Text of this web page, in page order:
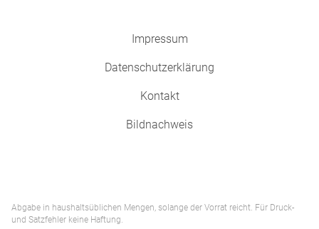
Impressum
Datenschutzerklärung
Kontakt
Bildnachweis
Abgabe in haushaltsüblichen Mengen, solange der Vorrat reicht. Für Druck-
und Satzfehler keine Haftung.